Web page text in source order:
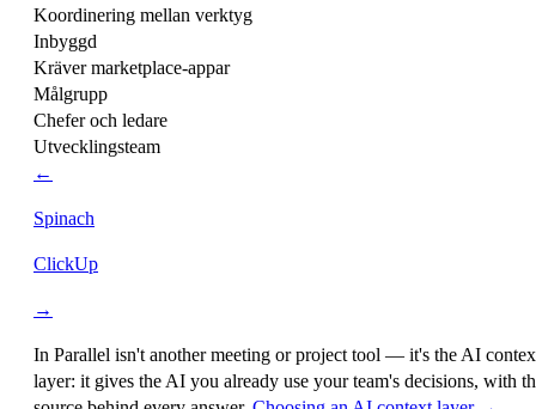
Koordinering mellan verktyg
Inbyggd
Kräver marketplace-appar
Målgrupp
Chefer och ledare
Utvecklingsteam
←
Spinach
ClickUp
→
In Parallel isn't another meeting or project tool — it's the AI
layer: it gives the AI you already use your team's decisions, with